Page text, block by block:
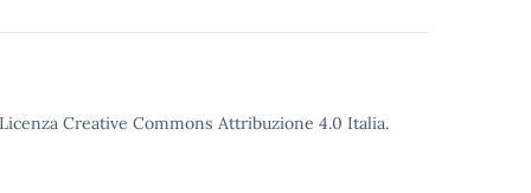
Creative Commons Attribuzione 4.0 Italia.